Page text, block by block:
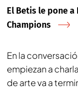
El Betis le pone a
Champions
En la
empiezan a
de arte va a